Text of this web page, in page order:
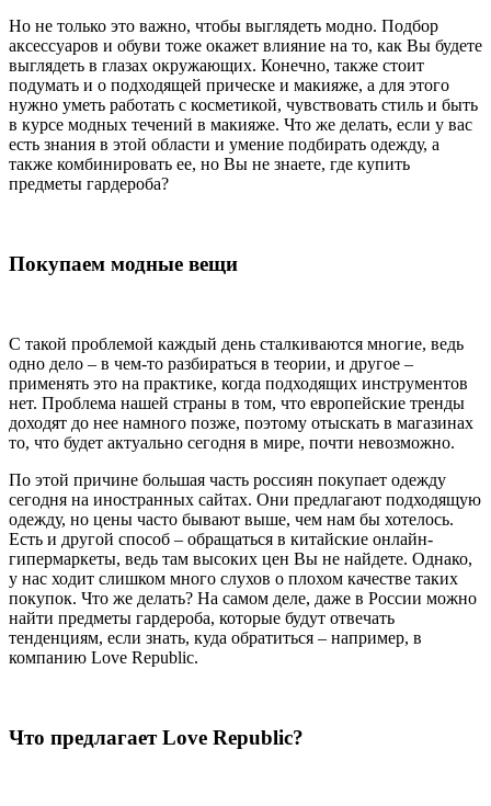
Но не только это важно, чтобы выглядеть модно. Подбор
аксессуаров и обуви тоже окажет влияние на то, как Вы будете
выглядеть в глазах окружающих. Конечно, также стоит
подумать и о подходящей прическе и макияже, а для этого
нужно уметь работать с косметикой, чувствовать стиль и быть
в курсе модных течений в макияже. Что же делать, если у вас
есть знания в этой области и умение подбирать одежду, а
также комбинировать ее, но Вы не знаете, где купить
предметы гардероба?
Покупаем модные вещи
С такой проблемой каждый день сталкиваются многие, ведь
одно дело – в чем-то разбираться в теории, и другое –
применять это на практике, когда подходящих инструментов
нет. Проблема нашей страны в том, что европейские тренды
доходят до нее намного позже, поэтому отыскать в магазинах
то, что будет актуально сегодня в мире, почти невозможно.
По этой причине большая часть россиян покупает одежду
сегодня на иностранных сайтах. Они предлагают подходящую
одежду, но цены часто бывают выше, чем нам бы хотелось.
Есть и другой способ – обращаться в китайские онлайн-
гипермаркеты, ведь там высоких цен Вы не найдете. Однако,
у нас ходит слишком много слухов о плохом качестве таких
покупок. Что же делать? На самом деле, даже в России можно
найти предметы гардероба, которые будут отвечать
тенденциям, если знать, куда обратиться – например, в
компанию Love Republic.
Что предлагает Love Republic?